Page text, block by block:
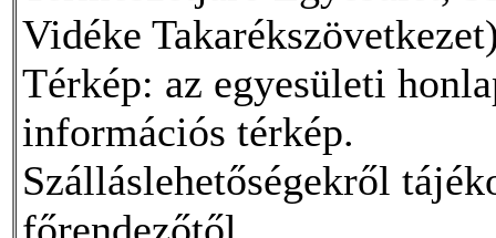
Vidéke
Térkép: az egyesületi
információs térkép.
Szálláslehetőségekről